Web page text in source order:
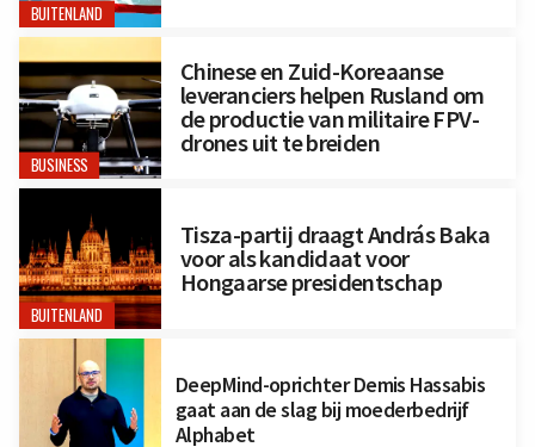
BUITENLAND
BUSINESS
Chinese en Zuid-Koreaanse
leveranciers helpen Rusland om
de productie van militaire FPV-
drones uit te breiden
BUITENLAND
Tisza-partij draagt András Baka
voor als kandidaat voor
Hongaarse presidentschap
DeepMind-oprichter Demis Hassabis
gaat aan de slag bij moederbedrijf
Alphabet